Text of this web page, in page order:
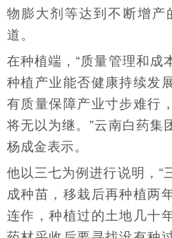
物膨大剂等达到不断增产
道。
在种植端，“质量管理和成
种植产业能否健康持续发
有质量保障产业寸步难行
将无以为继。”云南白药集
杨成金表示。
他以三七为例进行说明，“
成种苗，移栽后再种植两
连作，种植过的土地几十